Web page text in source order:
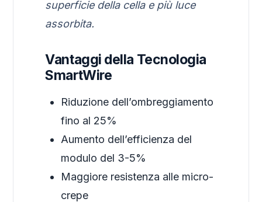
superficie della cella e più luce
assorbita.
Vantaggi della Tecnologia
SmartWire
Riduzione dell’ombreggiamento
fino al 25%
Aumento dell’efficienza del
modulo del 3-5%
Maggiore resistenza alle micro-
crepe